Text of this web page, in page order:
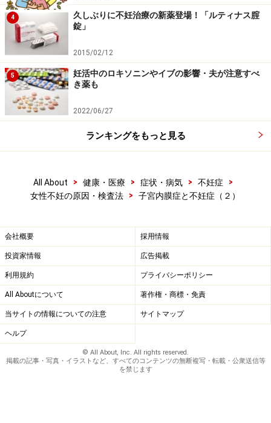
4
久しぶりに不妊治療の新薬登場！「ルティナス腟
錠」
2015/02/12
5
妊活中のロキソニンやイブの影響・夫が注意すべ
き薬も
2022/06/27
ランキングをもっと見る
All About > 健康・医療 > 症状・病気 > 不妊症
>
女性不妊の原因・検査法
> 子宮内膜症と不妊症（２）
会社概要 採用情報
投資家情報 広告掲載
利用規約 プライバシーポリシー
All Aboutについて 著作権・商標・免責
当サイトの情報についての注意 サイトマップ
ヘルプ
© All About, Inc. All rights reserved.
掲載の記事・写真・イラストなど、すべてのコンテンツの無断複写・転載・公衆送信等
を禁じます